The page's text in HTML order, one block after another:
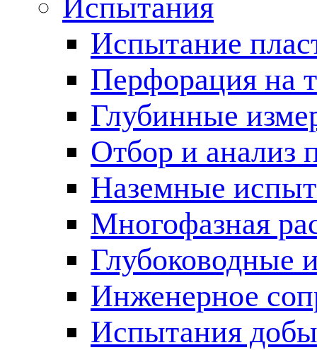
Испытания
Испытание
Перфорация на
Глубинные
Отбор и анализ
Наземные
Многофазная
Глубоководные
Инженерное
Испытания